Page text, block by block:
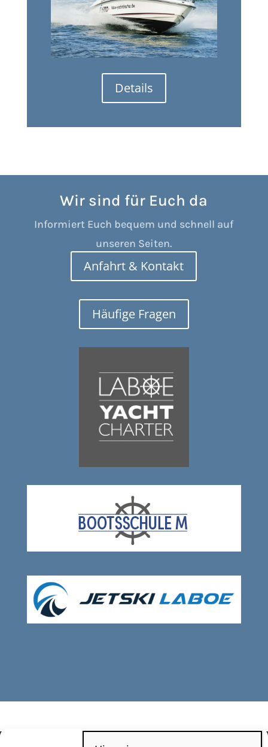
Manage Cookie Consent
Details
Wir sind für Euch da
Informiert Euch bequem und schnell auf
unseren Seiten.
Anfahrt & Kontakt
Häufige Fragen